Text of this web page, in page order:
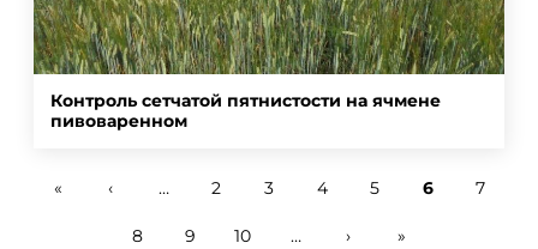
Контроль сетчатой пятнистости на ячмене
пивоваренном
« ‹ … 2 3 4 5 6 7
8 9 10 … › »